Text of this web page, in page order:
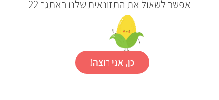
אפשר לשאול את התזונאית שלנו באתגר 22
כן, אני רוצה!